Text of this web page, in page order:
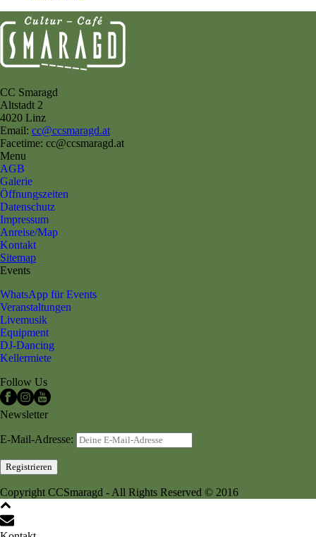
CC Smaragd
Altstadt 2
4020 Linz
Email: cc@ccsmaragd.at
Facetime: cc@ccsmaragd.at
Menu
AGB
Galerie
Öffnungszeiten
Datenschutz
Impressum
Anreise/Map
Kontakt
Sitemap
Events
WhatsApp für Events
Veranstaltungen
Livemusik
Equipment
DJ-Dancing
Kellermiete
Follow Us
Newsletter
E-Mail-Adresse:
Copyright CCSmaragd - All Rights Reserved © 2016